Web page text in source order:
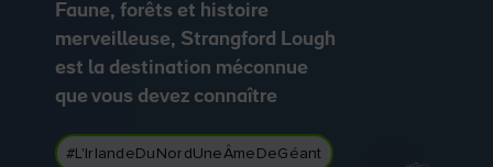
Faune, forêts et histoire
merveilleuse, Strangford Lough
est la destination méconnue
que vous devez connaître
#L'IrlandeDuNordUneÂmeDeGéant